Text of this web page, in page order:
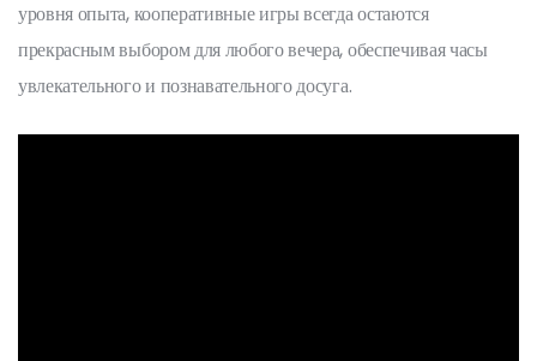
уровня опыта, кооперативные игры всегда остаются
прекрасным выбором для любого вечера, обеспечивая часы
увлекательного и познавательного досуга.